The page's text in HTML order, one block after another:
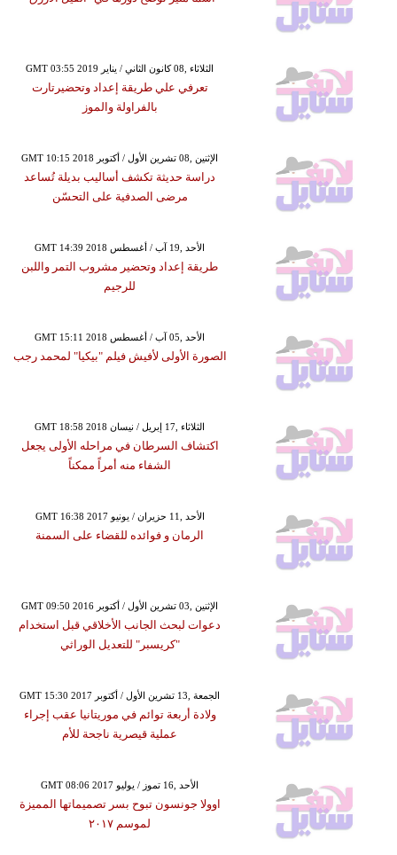
GMT 03:55 2019 الثلاثاء ,08 كانون الثاني / يناير
تعرفي علي طريقة إعداد وتحضيرتارت
بالفراولة والموز
GMT 10:15 2018 الإثنين ,08 تشرين الأول / أكتوبر
دراسة حديثة تكشف أساليب بديلة تُساعد
مرضى الصدفية على التحسّن
GMT 14:39 2018 الأحد ,19 آب / أغسطس
طريقة إعداد وتحضير مشروب التمر واللبن
للرجيم
GMT 15:11 2018 الأحد ,05 آب / أغسطس
الصورة الأولى لأفيش فيلم "بيكيا" لمحمد رجب
GMT 18:58 2018 الثلاثاء ,17 إبريل / نيسان
اكتشاف السرطان في مراحله الأولى يجعل
الشفاء منه أمراً ممكناً
GMT 16:38 2017 الأحد ,11 حزيران / يونيو
الرمان و فوائده للقضاء على السمنة
GMT 09:50 2016 الإثنين ,03 تشرين الأول / أكتوبر
دعوات لبحث الجانب الأخلاقي قبل استخدام
"كريسبر" للتعديل الوراثي
GMT 15:30 2017 الجمعة ,13 تشرين الأول / أكتوبر
ولادة أربعة توائم في موريتانيا عقب إجراء
عملية قيصرية ناجحة للأم
GMT 08:06 2017 الأحد ,16 تموز / يوليو
اوولا جونسون تبوح بسر تصميماتها المميزة
لموسم ٢٠١٧